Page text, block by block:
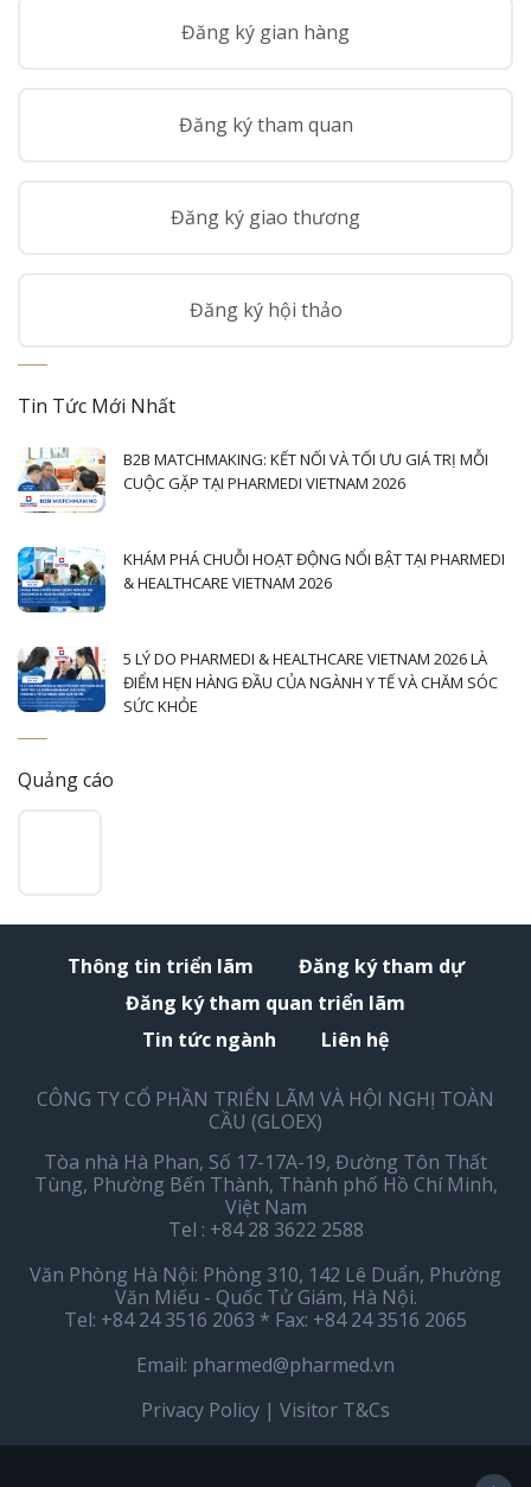
Đăng ký gian hàng
Đăng ký tham quan
Đăng ký giao thương
Đăng ký hội thảo
Tin Tức Mới Nhất
B2B MATCHMAKING: KẾT NỐI VÀ TỐI ƯU GIÁ TRỊ MỖI
CUỘC GẶP TẠI PHARMEDI VIETNAM 2026
KHÁM PHÁ CHUỖI HOẠT ĐỘNG NỔI BẬT TẠI PHARMEDI
& HEALTHCARE VIETNAM 2026
5 LÝ DO PHARMEDI & HEALTHCARE VIETNAM 2026 LÀ
ĐIỂM HẸN HÀNG ĐẦU CỦA NGÀNH Y TẾ VÀ CHĂM SÓC
SỨC KHỎE
Quảng cáo
Thông tin triển lãm
Đăng ký tham dự
Đăng ký tham quan triển lãm
Tin tức ngành
Liên hệ
CÔNG TY CỔ PHẦN TRIỂN LÃM VÀ HỘI NGHỊ TOÀN
CẦU (GLOEX)
Tòa nhà Hà Phan, Số 17-17A-19, Đường Tôn Thất
Tùng, Phường Bến Thành, Thành phố Hồ Chí Minh,
Việt Nam
Tel : +84 28 3622 2588
Văn Phòng Hà Nội: Phòng 310, 142 Lê Duẩn, Phường
Văn Miếu - Quốc Tử Giám, Hà Nội.
Tel: +84 24 3516 2063 * Fax: +84 24 3516 2065
Email: pharmed@pharmed.vn
Privacy Policy | Visitor T&Cs